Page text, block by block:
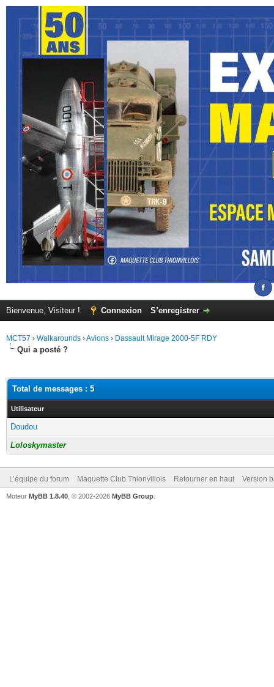
Bienvenue, Visiteur ! Connexion S’enregistrer
MCT57 › Walkarounds ›Avions › Dassault Mirage 2000-5F RDY
Qui a posté ?
Total de messages : 5
Utilisateur
Doudou
Loloskymaster
L’équipe du forum Maquette Club Thionvillois Retourner en haut Version
Moteur MyBB 1.8.40 , © 2002-2026 MyBB Group